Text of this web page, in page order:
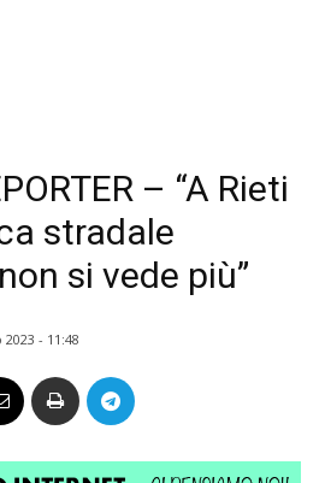
– “A Rieti
stradale
si vede più”
- 11:48